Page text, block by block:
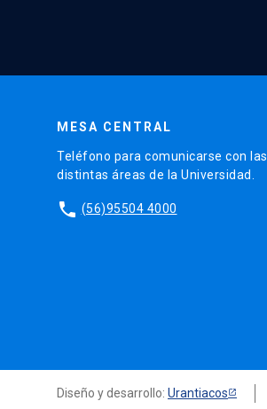
MESA CENTRAL
Teléfono para comunicarse con las
distintas áreas de la Universidad.
phone (56)95504 4000
Diseño y desarrollo: Urantiacos